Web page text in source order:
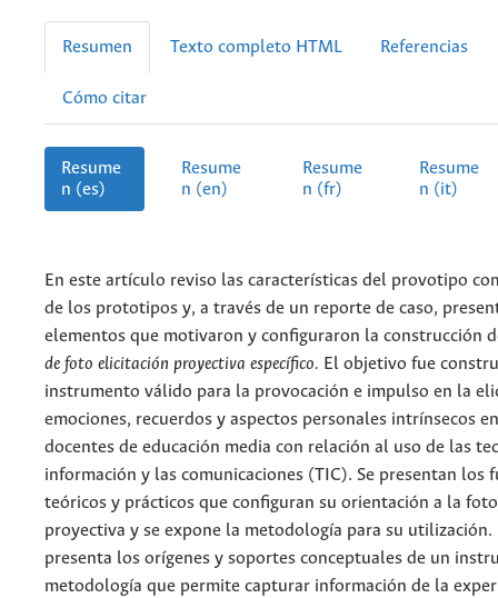
Resumen Texto completo HTML Referencias
Cómo citar
Resume
n (es)
Resume
n (en)
Resume
n (fr)
Resume
n (it)
En este artículo reviso las características del provotipo
de los prototipos y, a través de un reporte de caso,
elementos que motivaron y configuraron la construcción
de foto elicitación proyectiva específico. El objetivo fue
instrumento válido para la provocación e impulso en la
emociones, recuerdos y aspectos personales intrínsecos
docentes de educación media con relación al uso de las
información y las comunicaciones (TIC). Se presentan los
teóricos y prácticos que configuran su orientación a la
proyectiva y se expone la metodología para su
presenta los orígenes y soportes conceptuales de un
metodología que permite capturar información de la